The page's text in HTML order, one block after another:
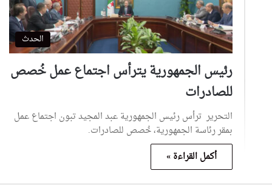
الحدث
رئيس الجمهورية يترأس اجتماع عمل خُصص
للصادرات
التحرير ترأس رئيس الجمهورية عبد المجيد تبون اجتماع عمل
بمقر رئاسة الجمهورية، خُصص للصادرات.
أكمل القراءة »